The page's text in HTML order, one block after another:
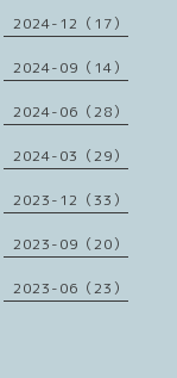
2024-12（17）
2024-09（14）
2024-06（28）
2024-03（29）
2023-12（33）
2023-09（20）
2023-06（23）